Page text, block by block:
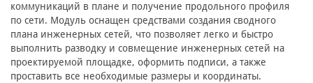
коммуникаций в плане и получение продольного профиля
по сети. Модуль оснащен средствами создания сводного
плана инженерных сетей, что позволяет легко и быстро
выполнить разводку и совмещение инженерных сетей на
проектируемой площадке, оформить подписи, а также
проставить все необходимые размеры и координаты.